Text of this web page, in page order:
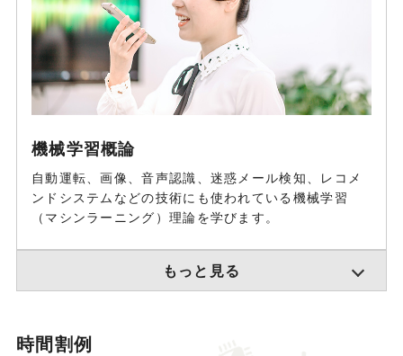
機械学習概論
自動運転、画像、音声認識、迷惑メール検知、レコメ
ンドシステムなどの技術にも使われている機械学習
（マシンラーニング）理論を学びます。
もっと見る
時間割例